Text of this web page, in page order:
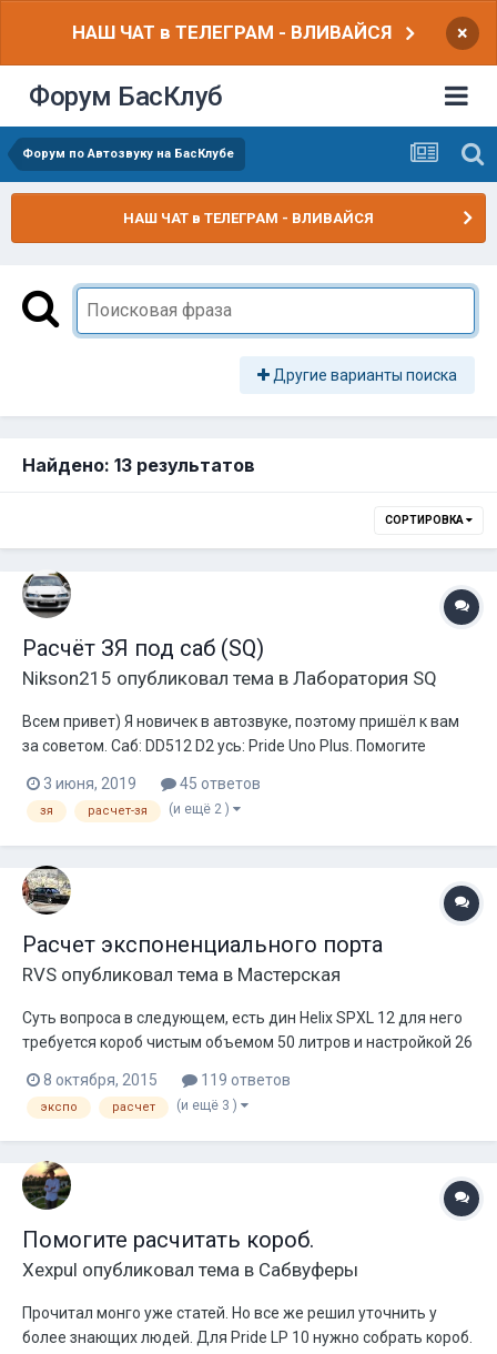
НАШ ЧАТ в ТЕЛЕГРАМ - ВЛИВАЙСЯ ×
Форум БасКлуб
Форум по Автозвуку на БасКлубе
НАШ ЧАТ в ТЕЛЕГРАМ - ВЛИВАЙСЯ
Другие варианты поиска
Найдено: 13 результатов
СОРТИРОВКА
Расчёт ЗЯ под саб (SQ)
Nikson215 опубликовал тема в Лаборатория SQ
Всем привет) Я новичек в автозвуке, поэтому пришёл к вам
за советом. Саб: DD512 D2 усь: Pride Uno Plus. Помогите
3 июня, 2019 45 ответов
зя расчет-зя (и ещё 2 )
Расчет экспоненциального порта
RVS опубликовал тема в Мастерская
Суть вопроса в следующем, есть дин Helix SPXL 12 для него
требуется короб чистым объемом 50 литров и настройкой 26
непосредственно порта в басспорте 1.2, получаем скорость
воздуха в горловине 39 м/с, на выходе 6 м/с. На сколько
крити...
8 октября, 2015 119 ответов
экспо расчет (и ещё 3 )
Помогите расчитать короб.
Xexpul опубликовал тема в Сабвуферы
Прочитал монго уже статей. Но все же решил уточнить у
более знающих людей. Для Pride LP 10 нужно собрать короб.